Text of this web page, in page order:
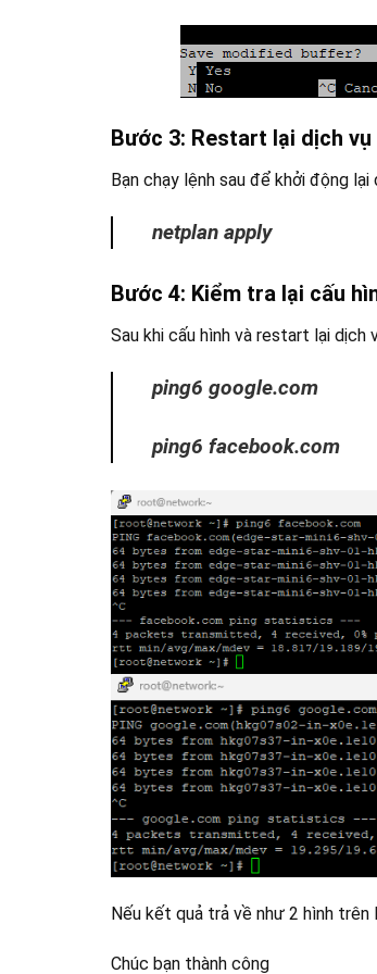
Bước 3: Restart lại dịch
Bạn chạy lệnh sau để khởi động
netplan apply
Bước 4: Kiểm tra lại cấu
Sau khi cấu hình và restart lại
ping6 google.com
ping6 facebook.com
Nếu kết quả trả về như 2 hình
Chúc bạn thành công